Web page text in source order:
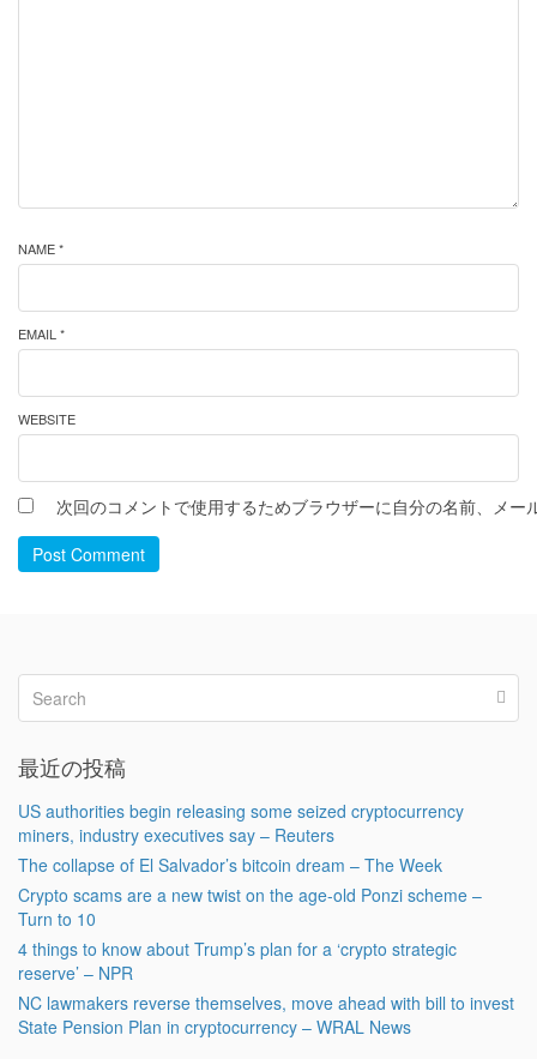
NAME *
EMAIL *
WEBSITE
次回のコメントで使用するためブラウザーに自分の名前、メー
Post Comment
最近の投稿
US authorities begin releasing some seized cryptocurrency
miners, industry executives say – Reuters
The collapse of El Salvador’s bitcoin dream – The Week
Crypto scams are a new twist on the age-old Ponzi scheme –
Turn to 10
4 things to know about Trump’s plan for a ‘crypto strategic
reserve’ – NPR
NC lawmakers reverse themselves, move ahead with bill to invest
State Pension Plan in cryptocurrency – WRAL News